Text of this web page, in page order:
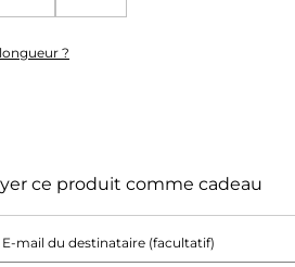
?
ce produit comme cadeau
E‑mail du destinataire (facultatif)